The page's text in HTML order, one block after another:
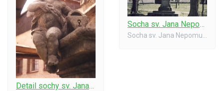
Detail sochy sv. Jana z Nepomuku
Socha sv. Jana Nepomuckého
Socha sv. Jana Nepomuckého na návsi (ještě bez prodejny Jednoty)